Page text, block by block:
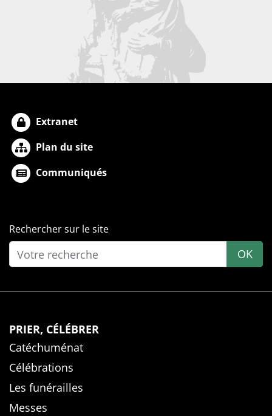
Extranet
Plan du site
Communiqués
Rechercher sur le site
OK
PRIER, CÉLÉBRER
Catéchuménat
Célébrations
Les funérailles
Messes